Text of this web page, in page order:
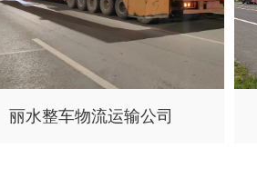
丽水整车物流运输公司